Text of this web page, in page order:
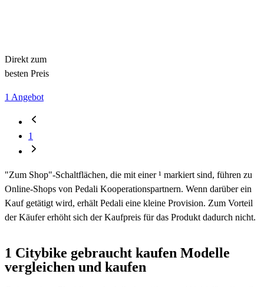
Direkt zum
besten Preis
1 Angebot
1
"Zum Shop"-Schaltflächen, die mit einer ¹ markiert sind, führen zu
Online-Shops von Pedali Kooperationspartnern. Wenn darüber ein
Kauf getätigt wird, erhält Pedali eine kleine Provision. Zum Vorteil
der Käufer erhöht sich der Kaufpreis für das Produkt dadurch nicht.
1 Citybike gebraucht kaufen Modelle
vergleichen und kaufen